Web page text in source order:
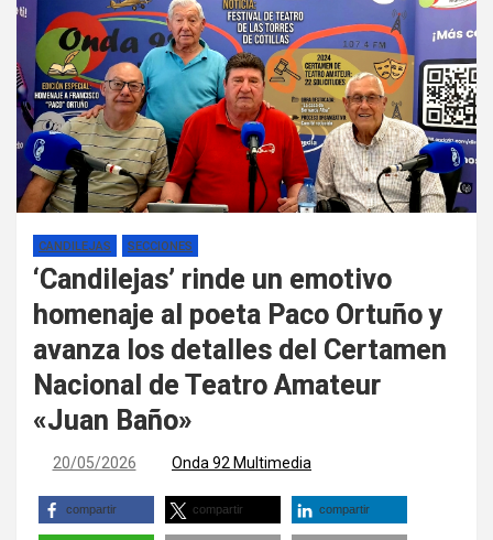
CANDILEJAS SECCIONES
‘Candilejas’ rinde un emotivo
homenaje al poeta Paco Ortuño y
avanza los detalles del Certamen
Nacional de Teatro Amateur
«Juan Baño»
20/05/2026 Onda 92 Multimedia
compartir compartir compartir